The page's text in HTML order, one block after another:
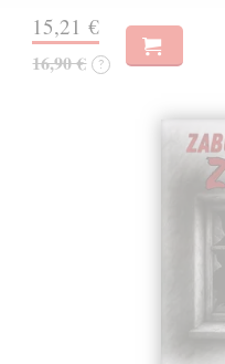
15,21 €
16,90 € ?